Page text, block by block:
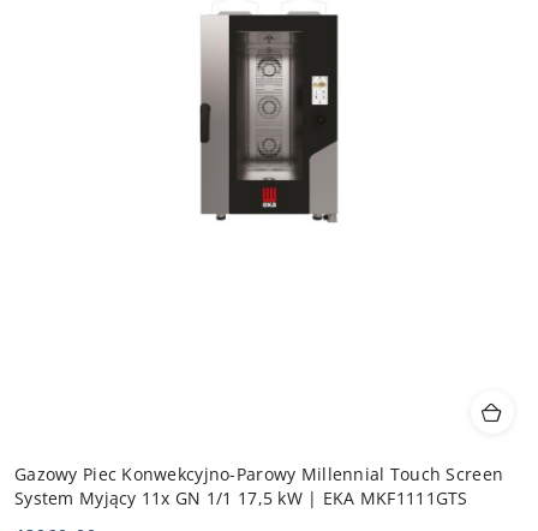
Gazowy Piec Konwekcyjno-Parowy Millennial Touch Screen
System Myjący 11x GN 1/1 17,5 kW | EKA MKF1111GTS